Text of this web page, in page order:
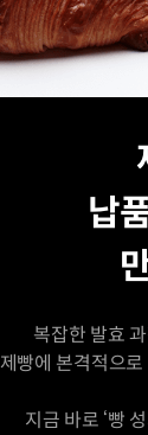
납
복잡한 발효
제빵에 본격적으
지금 바로 ‘빵